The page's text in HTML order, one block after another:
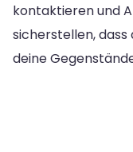
kontaktieren und
sicherstellen,
deine